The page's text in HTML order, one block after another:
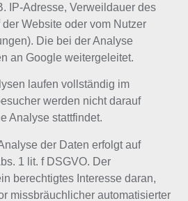
IP-Adresse, Verweildauer des
Website oder vom Nutzer
Die bei der Analyse
an Google weitergeleitet.
laufen vollständig im
werden nicht darauf
Analyse stattfindet.
der Daten erfolgt auf
1 lit. f DSGVO. Der
berechtigtes Interesse daran,
missbräuchlicher automatisierter